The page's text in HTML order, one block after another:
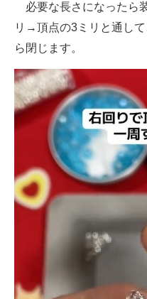
必要な長さになったら
リ→頂点の3ミリと通し
ら閉じます。